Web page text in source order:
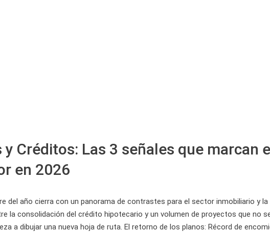
y Créditos: Las 3 señales que marcan
en 2026
del año cierra con un panorama de contrastes para el sector inmobiliario y
la consolidación del crédito hipotecario y un volumen de proyectos que no
a dibujar una nueva hoja de ruta. El retorno de los planos: Récord de